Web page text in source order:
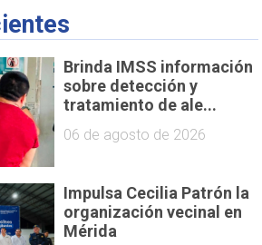
Brinda IMSS información
sobre detección y
tratamiento de ale...
06 de agosto de 2026
Impulsa Cecilia Patrón la
organización vecinal en
Mérida